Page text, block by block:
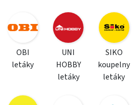
OBI
letáky
UNI
HOBBY
letáky
SIKO
koupelny
letáky